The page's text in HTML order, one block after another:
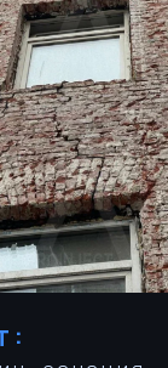
в несущих